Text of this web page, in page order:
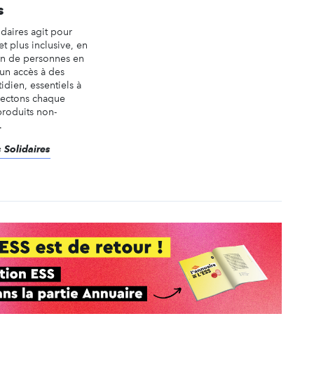
agit pour
plus inclusive, en
de personnes en
accès à des
essentiels à
chaque
non-
Solidaires